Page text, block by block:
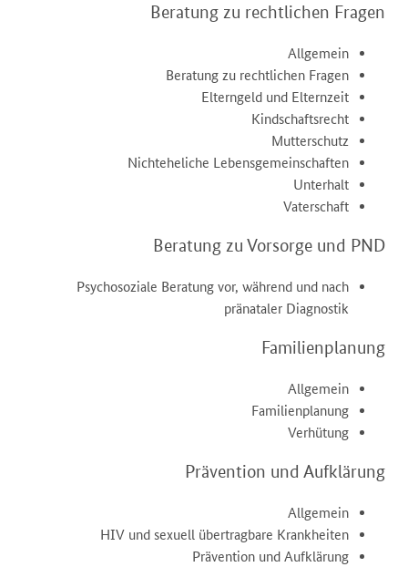
Beratung zu rechtlichen Fragen
Allgemein
Beratung zu rechtlichen Fragen
Elterngeld und Elternzeit
Kindschaftsrecht
Mutterschutz
Nichteheliche Lebensgemeinschaften
Unterhalt
Vaterschaft
Beratung zu Vorsorge und PND
Psychosoziale Beratung vor, während und nach
pränataler Diagnostik
Familienplanung
Allgemein
Familienplanung
Verhütung
Prävention und Aufklärung
Allgemein
HIV und sexuell übertragbare Krankheiten
Prävention und Aufklärung